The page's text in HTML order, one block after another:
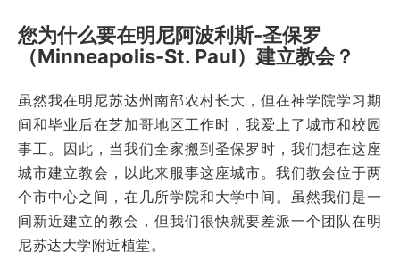
您为什么要在明尼阿波利斯-圣保罗
（Minneapolis-St. Paul）建立教会？
虽然我在明尼苏达州南部农村长大，但在神学院学习期
间和毕业后在芝加哥地区工作时，我爱上了城市和校园
事工。因此，当我们全家搬到圣保罗时，我们想在这座
城市建立教会，以此来服事这座城市。我们教会位于两
个市中心之间，在几所学院和大学中间。虽然我们是一
间新近建立的教会，但我们很快就要差派一个团队在明
尼苏达大学附近植堂。